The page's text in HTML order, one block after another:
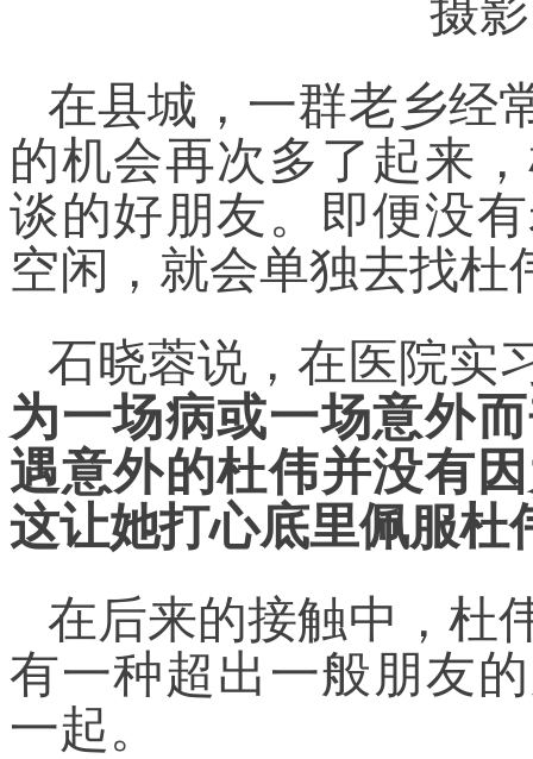
摄
在县城，一群老乡经
的机会再次多了起来
谈的好朋友。即便没
空闲，就会单独去找杜
石晓蓉说，在医院实
为一场病或一场意外
遇意外的杜伟并没有
这让她打心底里佩服杜
在后来的接触中，杜
有一种超出一般朋友
一起。